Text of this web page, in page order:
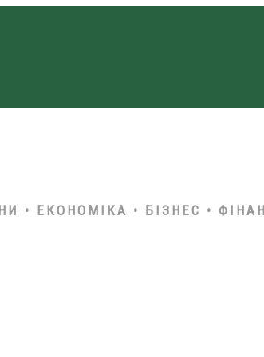
• ЕКОНОМІКА • БІЗНЕС •